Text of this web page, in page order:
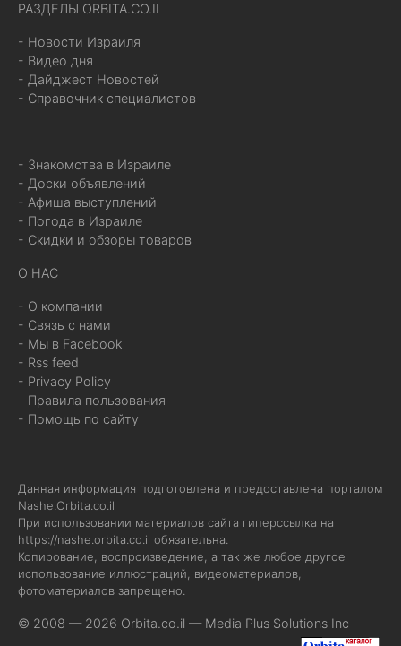
РАЗДЕЛЫ ORBITA.CO.IL
- Новости Израиля
- Видео дня
- Дайджест Новостей
- Справочник специалистов
- Знакомства в Израиле
- Доски объявлений
- Афиша выступлений
- Погода в Израиле
- Скидки и обзоры товаров
О НАС
- О компании
- Связь с нами
- Мы в Facebook
- Rss feed
- Privacy Policy
- Правила пользования
- Помощь по сайту
Данная информация подготовлена и предоставлена порталом
Nashe.Orbita.co.il
При использовании материалов сайта гиперссылка на
https://nashe.orbita.co.il обязательна.
Копирование, воспроизведение, а так же любое другое
использование иллюстраций, видеоматериалов,
фотоматериалов запрещено.
© 2008 — 2026 Orbita.co.il — Media Plus Solutions Inc